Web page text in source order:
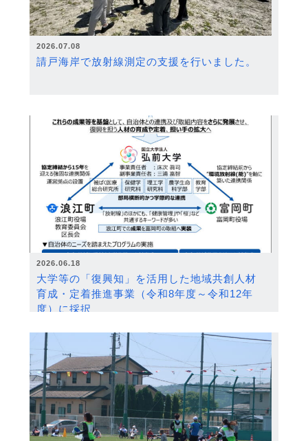
2026.07.08
請戸海岸で放射線測定の支援を行いました。
2026.06.18
大学等の「復興知」を活用した地域共創人材
育成・定着推進事業（令和8年度～令和12年
度）に採択